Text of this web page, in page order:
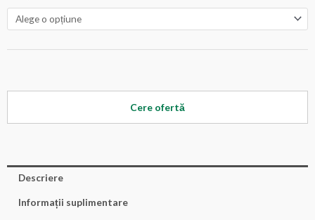
Cere ofertă
Descriere
Informații suplimentare